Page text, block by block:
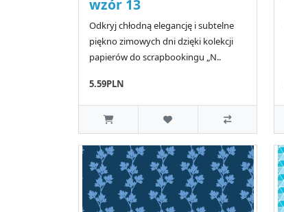
wzór 13
Odkryj chłodną elegancję i subtelne
piękno zimowych dni dzięki kolekcji
papierów do scrapbookingu „N..
5.59PLN